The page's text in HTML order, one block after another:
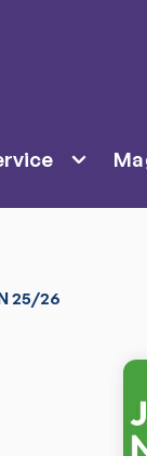
25/26